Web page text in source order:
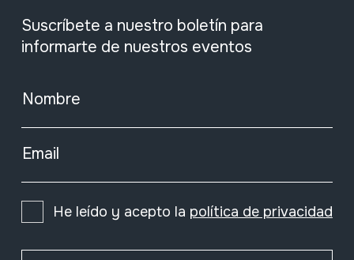
Suscríbete a nuestro boletín para
informarte de nuestros eventos
Nombre
Email
He leído y acepto la política de privacidad